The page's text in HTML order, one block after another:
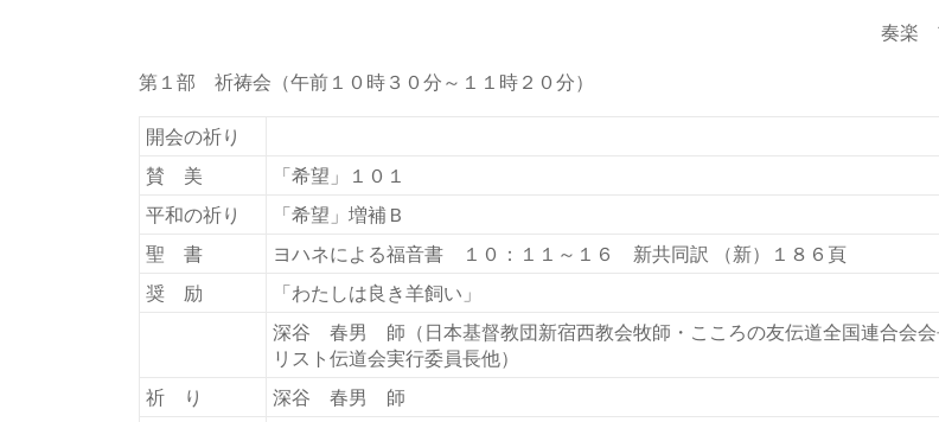
奏楽
第１部 祈祷会（午前１０時３０分～１１時２０分）
開会の祈り
賛 美
「希望」１０１
平和の祈り
「希望」増補Ｂ
聖 書
ヨハネによる福音書 １０：１１～１６ 新共同訳 （新）１８６頁
奨 励
「わたしは良き羊飼い」
深谷 春男 師（日本基督教団新宿西教会牧師・こころの友伝道全国連合会会
リスト伝道会実行委員長他）
祈 り
深谷 春男 師